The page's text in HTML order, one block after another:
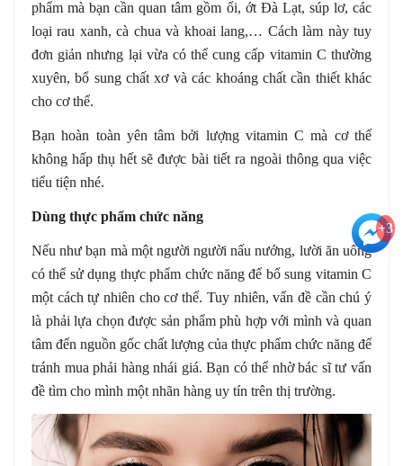
phẩm mà bạn cần quan tâm gồm ổi, ớt Đà Lạt, súp lơ, các
loại rau xanh, cà chua và khoai lang,… Cách làm này tuy
đơn giản nhưng lại vừa có thể cung cấp vitamin C thường
xuyên, bổ sung chất xơ và các khoáng chất cần thiết khác
cho cơ thể.
Bạn hoàn toàn yên tâm bởi lượng vitamin C mà cơ thể
không hấp thụ hết sẽ được bài tiết ra ngoài thông qua việc
tiểu tiện nhé.
Dùng thực phẩm chức năng
Nếu như bạn mà một người người nấu nướng, lười ăn uống
có thể sử dụng thực phẩm chức năng để bổ sung vitamin C
một cách tự nhiên cho cơ thể. Tuy nhiên, vấn đề cần chú ý
là phải lựa chọn được sản phẩm phù hợp với mình và quan
tâm đến nguồn gốc chất lượng của thực phẩm chức năng để
tránh mua phải hàng nhái giá. Bạn có thể nhờ bác sĩ tư vấn
đề tìm cho mình một nhãn hàng uy tín trên thị trường.
+3